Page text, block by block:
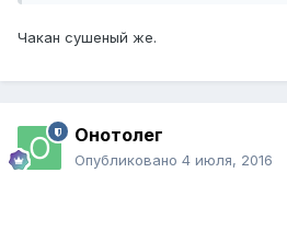
Чакан сушеный же.
Онотолег
Опубликовано 4 июля, 2016